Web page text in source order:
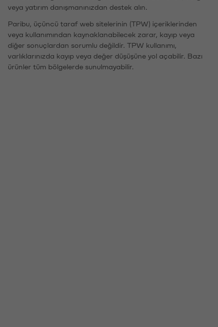
veya yatırım danışmanınızdan destek alın.
Paribu, üçüncü taraf web sitelerinin (TPW) içeriklerinden
veya kullanımından kaynaklanabilecek zarar, kayıp veya
diğer sonuçlardan sorumlu değildir. TPW kullanımı,
varlıklarınızda kayıp veya değer düşüşüne yol açabilir. Bazı
ürünler tüm bölgelerde sunulmayabilir.